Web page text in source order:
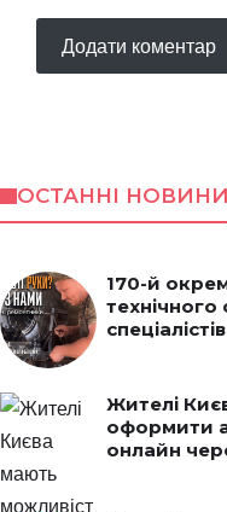
ОСТАННІ НОВИНИ
170-й
Жителі
оформити
онлайн